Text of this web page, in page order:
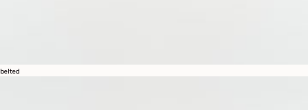
belted